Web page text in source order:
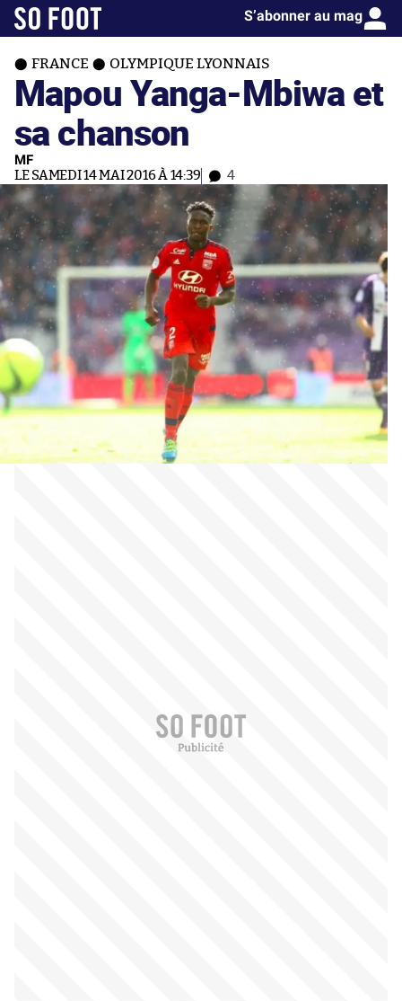
S’abonner au mag
FRANCE OLYMPIQUE LYONNAIS
Mapou Yanga-Mbiwa et
sa chanson
MF
LE SAMEDI 14 MAI 2016 À 14:39 4